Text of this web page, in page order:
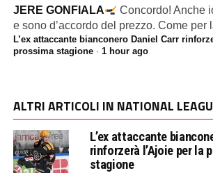
JERE GONFIALA
Concordo! Anche
e sono d’accordo del prezzo. Come per
L’ex attaccante bianconero Daniel Carr
prossima stagione· 1 hour ago
ALTRI ARTICOLI IN NATIONAL
L’ex attaccante
rinforzerà l’Ajoie per la
stagione